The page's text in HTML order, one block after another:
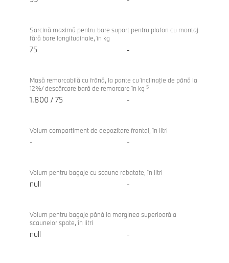
Sarcină maximă pentru bare suport pentru plafon cu montaj
fără bare longitudinale, în kg
75 -
Masă remorcabilă cu frână, la pante cu înclinaţie de până la
12%/ descărcare bară de remorcare în kg 5
1.800 / 75 -
Volum compartiment de depozitare frontal, în litri
- -
Volum pentru bagaje cu scaune rabatate, în litri
null -
Volum pentru bagaje până la marginea superioară a
scaunelor spate, în litri
null -